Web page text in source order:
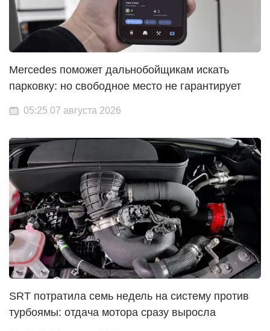
Mercedes поможет дальнобойщикам искать
парковку: но свободное место не гарантирует
05:25 07 августа 2026
SRT потратила семь недель на систему против
турбоямы: отдача мотора сразу выросла